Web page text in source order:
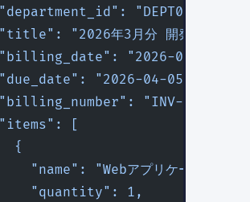
"DEPT001",
"2026年3月分 開発業務委託
"2026-03-05",
"2026-04-05",
"INV-2026-
[
{
"name": "Webアプリケーション開
"quantity": 1,